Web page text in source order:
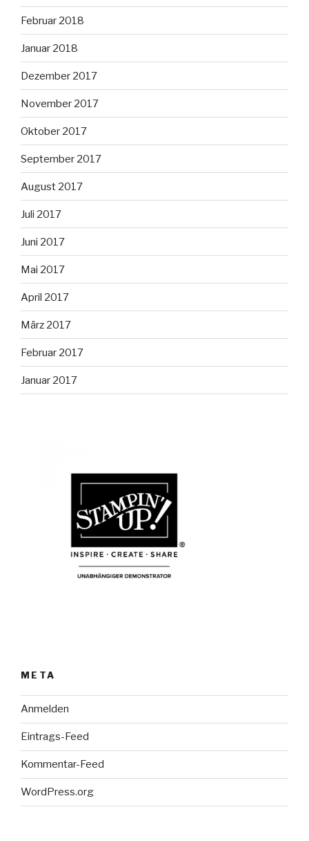
Februar 2018
Januar 2018
Dezember 2017
November 2017
Oktober 2017
September 2017
August 2017
Juli 2017
Juni 2017
Mai 2017
April 2017
März 2017
Februar 2017
Januar 2017
META
Anmelden
Eintrags-Feed
Kommentar-Feed
WordPress.org